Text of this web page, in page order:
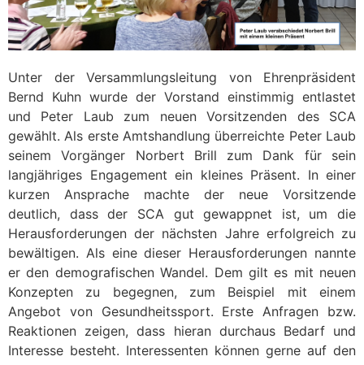
Unter der Versammlungsleitung von Ehrenpräsident
Bernd Kuhn wurde der Vorstand einstimmig entlastet
und Peter Laub zum neuen Vorsitzenden des SCA
gewählt. Als erste Amtshandlung überreichte Peter Laub
seinem Vorgänger Norbert Brill zum Dank für sein
langjähriges Engagement ein kleines Präsent. In einer
kurzen Ansprache machte der neue Vorsitzende
deutlich, dass der SCA gut gewappnet ist, um die
Herausforderungen der nächsten Jahre erfolgreich zu
bewältigen. Als eine dieser Herausforderungen nannte
er den demografischen Wandel. Dem gilt es mit neuen
Konzepten zu begegnen, zum Beispiel mit einem
Angebot von Gesundheitssport. Erste Anfragen bzw.
Reaktionen zeigen, dass hieran durchaus Bedarf und
Interesse besteht. Interessenten können gerne auf den